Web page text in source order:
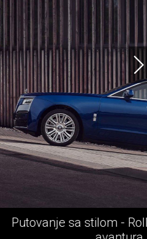
- Rolls-Royce epska